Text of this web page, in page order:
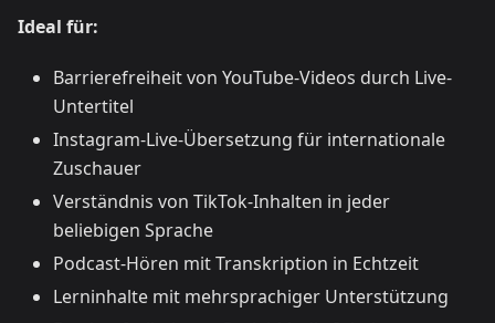
Ideal für:
Barrierefreiheit von YouTube-Videos durch Live-
Untertitel
Instagram-Live-Übersetzung für internationale
Zuschauer
Verständnis von TikTok-Inhalten in jeder
beliebigen Sprache
Podcast-Hören mit Transkription in Echtzeit
Lerninhalte mit mehrsprachiger Unterstützung